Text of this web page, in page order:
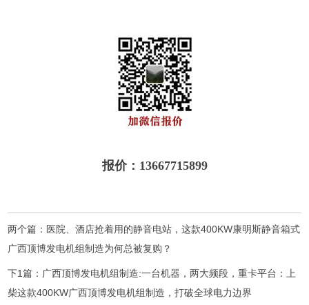
报价：13667715899
两个篇： 医院、酒店抢着用的静音电站，这款400KW康明斯静音箱式
广西顶博发电机组制造为何总被复购？
下1篇： 广西顶博发电机组制造:一台机器，两大频段，重卡平台：上
柴这款400KW广西顶博发电机组制造，打破全球电力边界